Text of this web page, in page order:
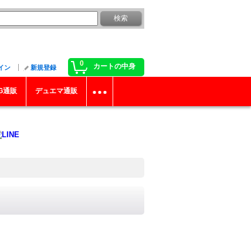
0 カートの中身
ン 新規登録
通販 デュエマ通販